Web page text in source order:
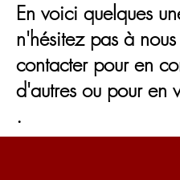
En voici quelques
n'hésitez pas à nous
contacter pour en
d'autres ou pour en
.